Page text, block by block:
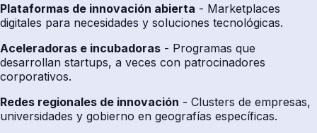
Plataformas de innovación abierta - Marketplaces
digitales para necesidades y soluciones tecnológicas.
Aceleradoras e incubadoras - Programas que
desarrollan startups, a veces con patrocinadores
corporativos.
Redes regionales de innovación - Clusters de empresas,
universidades y gobierno en geografías específicas.